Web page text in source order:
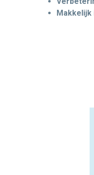
Makkelijk